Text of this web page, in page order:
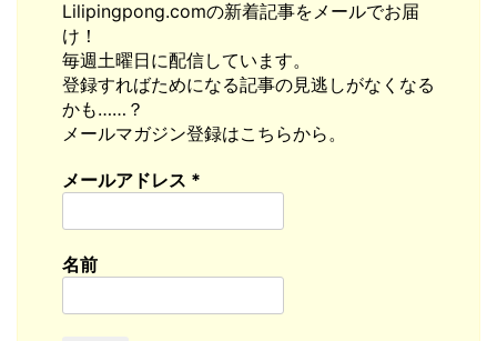
Lilipingpong.comの新着記事をメールでお届
け！
毎週土曜日に配信しています。
登録すればためになる記事の見逃しがなくなる
かも……？
メールマガジン登録はこちらから。
メールアドレス *
名前